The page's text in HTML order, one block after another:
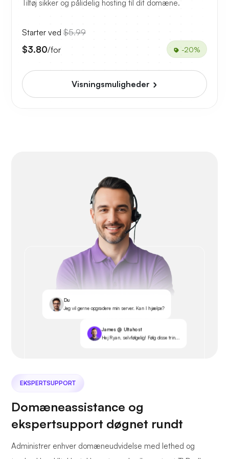
Tilføj sikker og pålidelig hosting til dit domæne.
Starter ved $5.99
$3.80/for -20%
Visningsmuligheder
Du
Jeg vil gerne opgradere min server. Kan I hjælpe?
James @ Ultahost
Hej Ryan, selvfølgelig! Følg disse trin...
EKSPERTSUPPORT
Domæneassistance og
ekspertsupport døgnet rundt
Administrer enhver domæneudvidelse med lethed og